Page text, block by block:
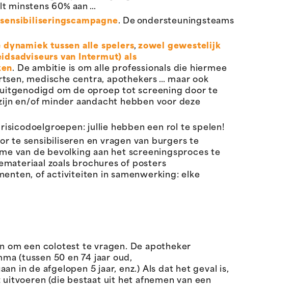
minstens 60% aan …
sensibiliseringscampagne. De ondersteuningsteams
dynamiek tussen alle spelers, zowel gewestelijk
van Intermut) als
. De ambitie is om alle professionals die hiermee
medische centra, apothekers … maar ook
om de oproep tot screening door te
en/of minder aandacht hebben voor deze
jullie hebben een rol te spelen!
te sensibiliseren en vragen van burgers te
van de bevolking aan het screeningsproces te
zoals brochures of posters
of activiteiten in samenwerking: elke
om een colotest te vragen. De apotheker
(tussen 50 en 74 jaar oud,
in de afgelopen 5 jaar, enz.) Als dat het geval is,
(die bestaat uit het afnemen van een